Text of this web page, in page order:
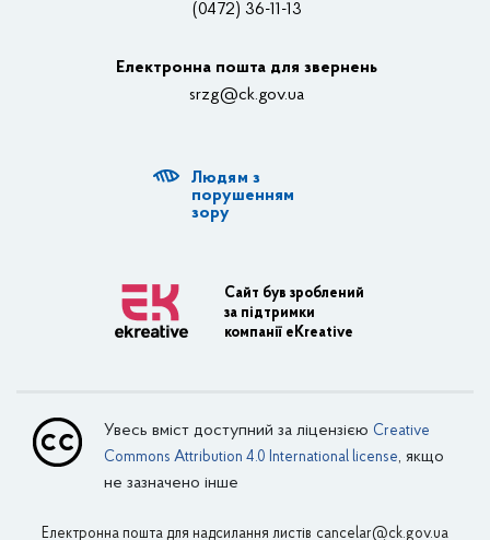
Структурні підрозділи ОДА
Діяльність ОДА
Транспортна інфраструктура
Внутрішній водний транспорт
Авіаційний транспорт
Поштовий зв’язок
(0472) 36-11-13
Електронна пошта для звернень
srzg@ck.gov.ua
Людям з
порушенням
зору
Сайт був зроблений
за підтримки
компанії eKreative
Увесь вміст доступний за ліцензією Creative
Commons Attribution 4.0 International license, якщо
не зазначено інше
Електронна пошта для надсилання листів cancelar@ck.gov.ua